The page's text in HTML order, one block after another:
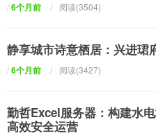
/6个月前 / 阅读(3504)
静享城市诗意栖居：兴进珺
/6个月前 / 阅读(3427)
勤哲Excel服务器：构建水
高效安全运营